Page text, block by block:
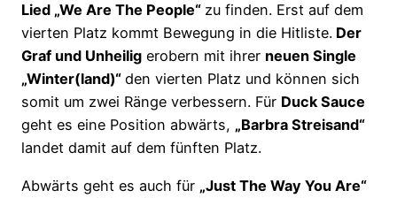
Lied „We Are The People“ zu finden. Erst auf dem
vierten Platz kommt Bewegung in die Hitliste. Der
Graf und Unheilig erobern mit ihrer neuen Single
„Winter(land)“ den vierten Platz und können sich
somit um zwei Ränge verbessern. Für Duck Sauce
geht es eine Position abwärts, „Barbra Streisand“
landet damit auf dem fünften Platz.
Abwärts geht es auch für „Just The Way You Are“